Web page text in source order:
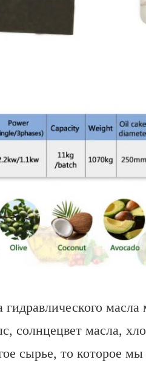
солнцецвет масла,
сырье, то которое